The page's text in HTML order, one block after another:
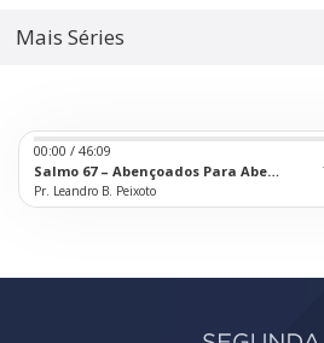
Mais Séries
Salmo 67 – Abençoados Para Abençoar
Pr. Leandro B. Peixoto
Audio
Player
00:00 / 46:09